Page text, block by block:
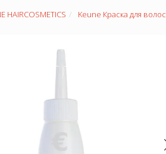
HAIRCOSMETICS Keune Краска для волос